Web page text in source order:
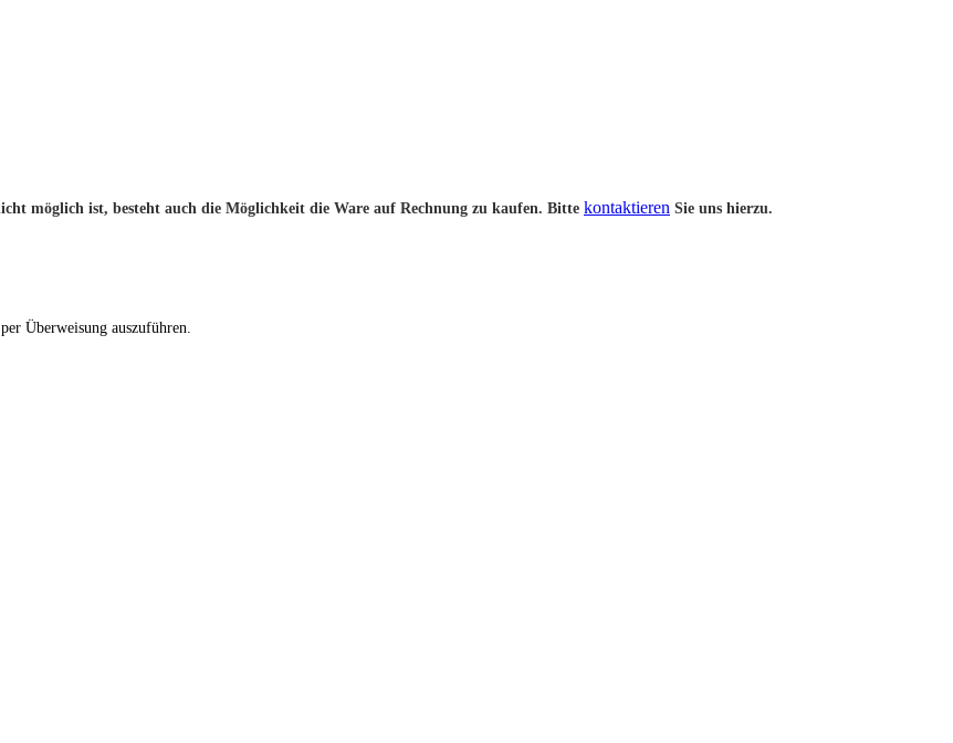
möglich ist, besteht auch die Möglichkeit die Ware auf Rechnung zu kaufen. Bitte kontaktieren Sie uns hierzu.
Überweisung auszuführen.